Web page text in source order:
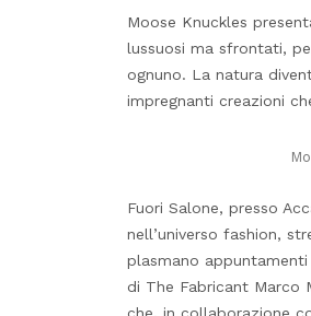
Moose Knuckles
lussuosi ma sfrontati,
ognuno. La natura
impregnanti creazioni
Fuori Salone, presso
nell’universo fashion,
plasmano
di The Fabricant Marco